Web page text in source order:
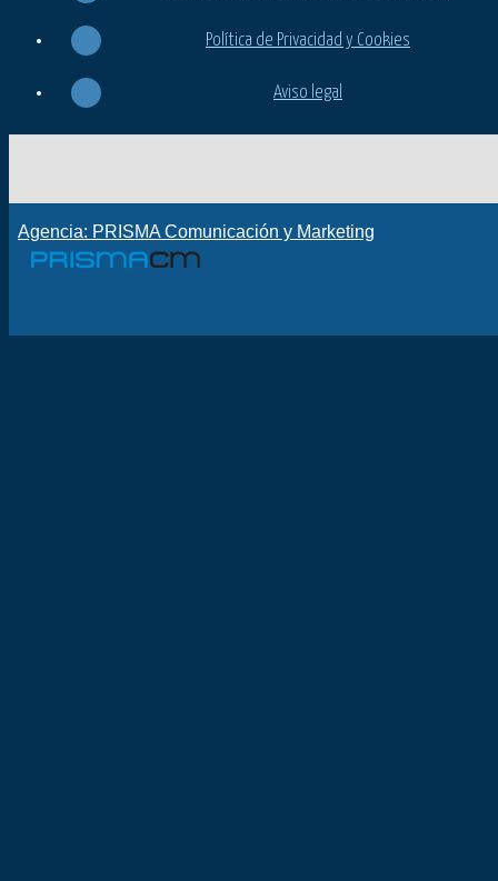
Política de Privacidad y Cookies
Aviso legal
Agencia: PRISMA Comunicación y Marketing